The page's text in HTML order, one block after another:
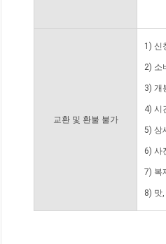
교환 및 환불 불가
1) 신
2) 소
3) 개
4) 시
5) 상
6) 사
7) 복
8) 맛